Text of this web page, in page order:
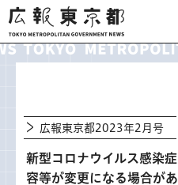
広報東京都
広報東京都2023年2月号
新型コロナウイルス感染
容等が変更になる場合が